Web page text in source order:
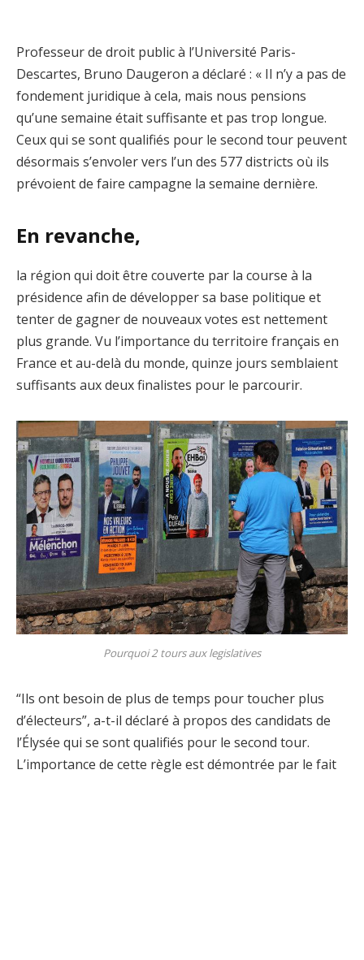
Professeur de droit public à l’Université Paris-
Descartes, Bruno Daugeron a déclaré : « Il n’y a pas de
fondement juridique à cela, mais nous pensions
qu’une semaine était suffisante et pas trop longue.
Ceux qui se sont qualifiés pour le second tour peuvent
désormais s’envoler vers l’un des 577 districts où ils
prévoient de faire campagne la semaine dernière.
En revanche,
la région qui doit être couverte par la course à la
présidence afin de développer sa base politique et
tenter de gagner de nouveaux votes est nettement
plus grande. Vu l’importance du territoire français en
France et au-delà du monde, quinze jours semblaient
suffisants aux deux finalistes pour le parcourir.
Pourquoi 2 tours aux legislatives
“Ils ont besoin de plus de temps pour toucher plus
d’électeurs”, a-t-il déclaré à propos des candidats de
l’Élysée qui se sont qualifiés pour le second tour.
L’importance de cette règle est démontrée par le fait